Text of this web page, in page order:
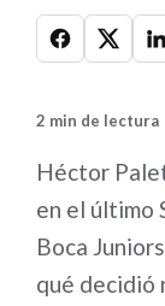
2 min de lectura
Héctor
en el último
Boca
qué decidió